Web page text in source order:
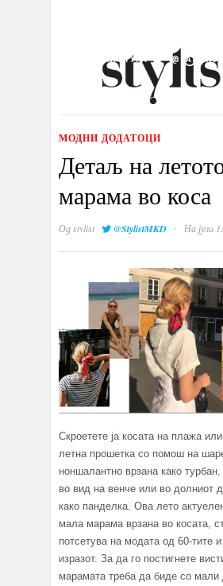
КУЛТУРА @РАБОТА
ИЗЛОГ
МОДНИ ДОДАТОЦИ
Детаљ на
марама во коса
Одstylist @StylistMKD · На јули
Скроетете ја косата на плажа
летна прошетка со помош на
ноншалантно врзана како
во вид на венче или во долниот
како панделка. Ова лето
мала марама врзана во косата,
потсетува на модата од 60-тите
изразот. За да го постигнете
марамата треба да биде со мали